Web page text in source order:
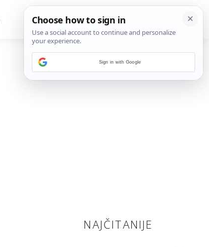
NAJČITANIJE
Sign in with Google